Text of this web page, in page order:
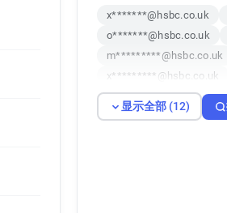
x*******@hsbc.co.uk
o*******@hsbc.co.uk
m*********@hsbc.co.uk
x*********@hsbc.co.uk
i*****@hsbc.co.uk
n******@hsbc.co.uk
显示全部 (12)